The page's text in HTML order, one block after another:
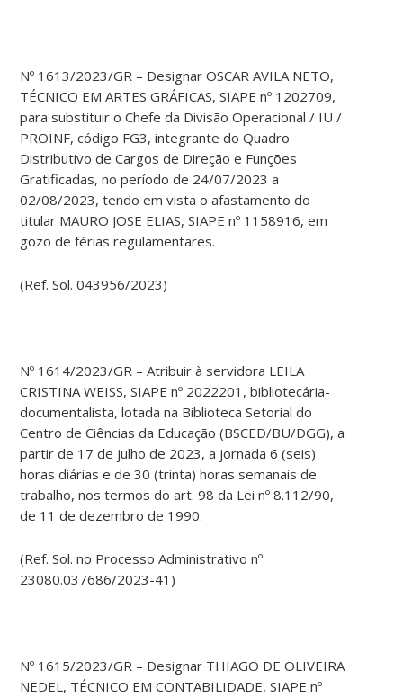
Nº 1613/2023/GR – Designar OSCAR AVILA NETO,
TÉCNICO EM ARTES GRÁFICAS, SIAPE nº 1202709,
para substituir o Chefe da Divisão Operacional / IU /
PROINF, código FG3, integrante do Quadro
Distributivo de Cargos de Direção e Funções
Gratificadas, no período de 24/07/2023 a
02/08/2023, tendo em vista o afastamento do
titular MAURO JOSE ELIAS, SIAPE nº 1158916, em
gozo de férias regulamentares.
(Ref. Sol. 043956/2023)
Nº 1614/2023/GR – Atribuir à servidora LEILA
CRISTINA WEISS, SIAPE nº 2022201, bibliotecária-
documentalista, lotada na Biblioteca Setorial do
Centro de Ciências da Educação (BSCED/BU/DGG), a
partir de 17 de julho de 2023, a jornada 6 (seis)
horas diárias e de 30 (trinta) horas semanais de
trabalho, nos termos do art. 98 da Lei nº 8.112/90,
de 11 de dezembro de 1990.
(Ref. Sol. no Processo Administrativo nº
23080.037686/2023-41)
Nº 1615/2023/GR – Designar THIAGO DE OLIVEIRA
NEDEL, TÉCNICO EM CONTABILIDADE, SIAPE nº